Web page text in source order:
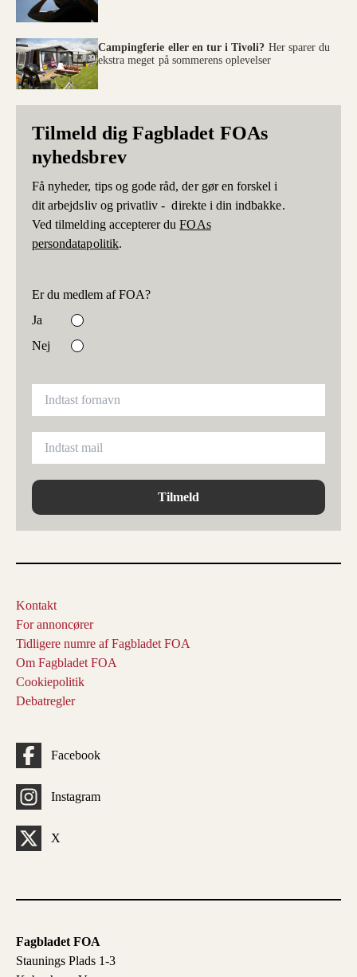
Campingferie eller en tur i Tivoli? Her sparer du
ekstra meget på sommerens oplevelser
Tilmeld dig Fagbladet FOAs
nyhedsbrev
Få nyheder, tips og gode råd, der gør en forskel i
dit arbejdsliv og privatliv - direkte i din indbakke.
Ved tilmelding accepterer duFOAs
persondatapolitik.
Er du medlem af FOA?
Ja
Nej
Tilmeld
Fagbladet FOA
Staunings Plads 1-3
Kontakt
For annoncører
Tidligere numre af Fagbladet FOA
Om Fagbladet FOA
Cookiepolitik
Debatregler
Facebook
Instagram
X